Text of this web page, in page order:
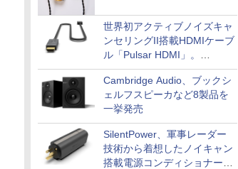
世界初アクティブノイズキャ
ンセリングII搭載HDMIケーブ
ル「Pulsar HDMI」。
SilentPowerから
Cambridge Audio、ブックシ
ェルフスピーカなど8製品を
一挙発売
SilentPower、軍事レーダー
技術から着想したノイキャン
搭載電源コンディショナー